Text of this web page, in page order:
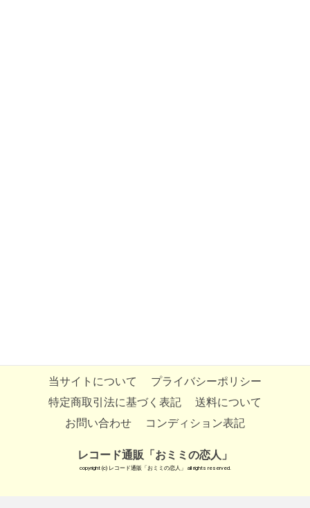
当サイトについて
プライバシーポリシー
特定商取引法に基づく表記
送料について
お問い合わせ
コンディション表記
レコード通販「おミミの恋人」
copyright (c) レコード通販「おミミの恋人」 all rights reserved.